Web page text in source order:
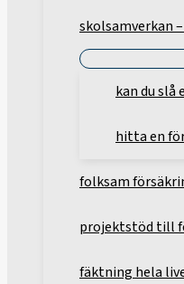
skolsamverkan
kan du slå
hitta en
folksam
projektstöd till
fäktning hela